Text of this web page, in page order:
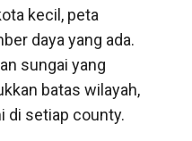
kecil, peta
daya yang ada.
sungai yang
batas wilayah,
di setiap county.